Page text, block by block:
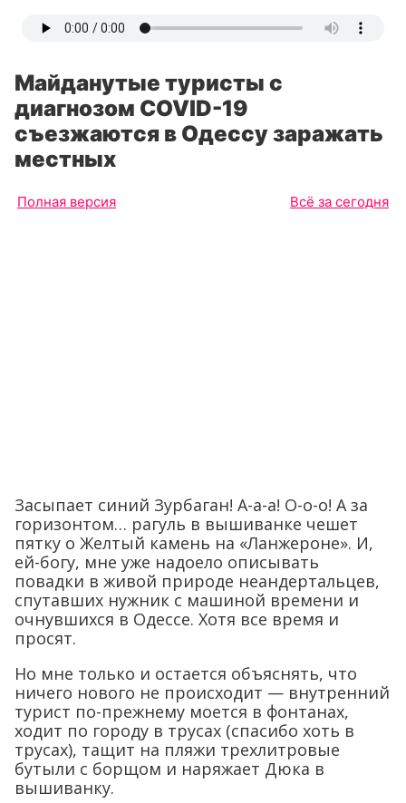
Майданутые туристы с
диагнозом COVID-19
съезжаются в Одессу заражать
местных
Полная версия Всё за сегодня
Засыпает синий Зурбаган! А-а-а! О-о-о! А за
горизонтом… рагуль в вышиванке чешет
пятку о Желтый камень на «Ланжероне». И,
ей-богу, мне уже надоело описывать
повадки в живой природе неандертальцев,
спутавших нужник с машиной времени и
очнувшихся в Одессе. Хотя все время и
просят.
Но мне только и остается объяснять, что
ничего нового не происходит — внутренний
турист по-прежнему моется в фонтанах,
ходит по городу в трусах (спасибо хоть в
трусах), тащит на пляжи трехлитровые
бутыли с борщом и наряжает Дюка в
вышиванку.